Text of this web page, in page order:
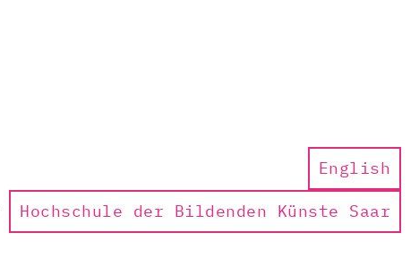
English
Hochschule der Bildenden Künste Saar